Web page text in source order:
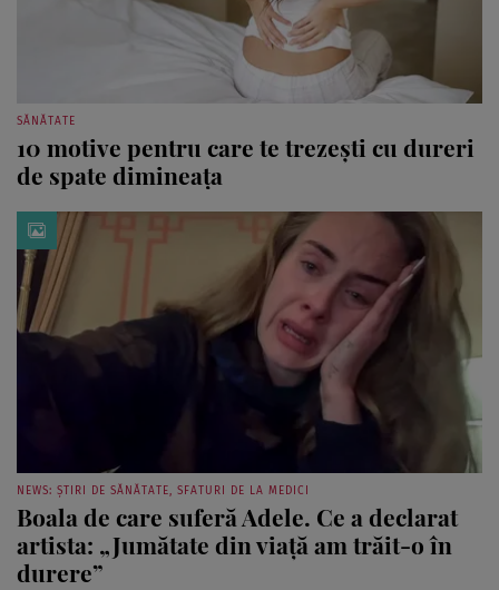
SĂNĂTATE
10 motive pentru care te trezești cu dureri
de spate dimineața
NEWS: ȘTIRI DE SĂNĂTATE, SFATURI DE LA MEDICI
Boala de care suferă Adele. Ce a declarat
artista: „Jumătate din viață am trăit-o în
durere”